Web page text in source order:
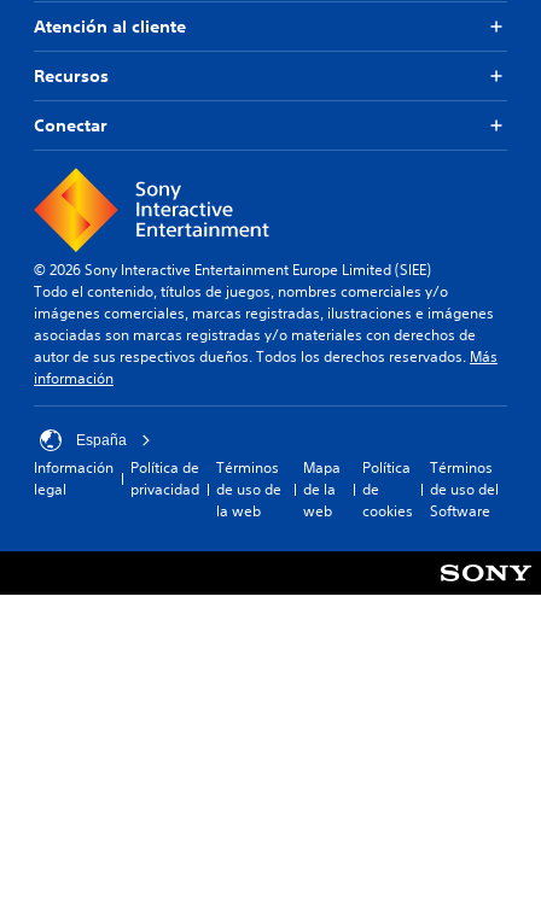
Atención al cliente
Recursos
Conectar
© 2026 Sony Interactive Entertainment Europe Limited (SIEE)
Todo el contenido, títulos de juegos, nombres comerciales y/o
imágenes comerciales, marcas registradas, ilustraciones e imágenes
asociadas son marcas registradas y/o materiales con derechos de
autor de sus respectivos dueños. Todos los derechos reservados. Más
información
España
Información
legal
Política de
privacidad
Términos
de uso de
la web
Mapa
de la
web
Política
de
cookies
Términos
de uso del
Software